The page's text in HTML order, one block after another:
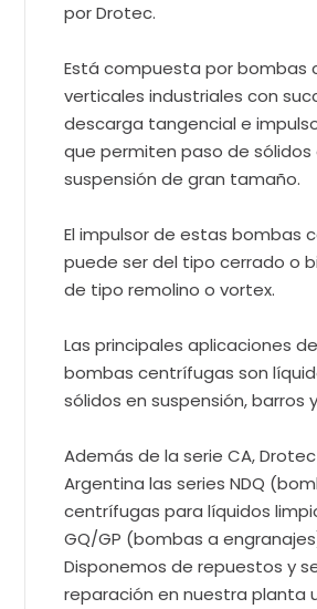
por Drotec.
Está compuesta por bombas
verticales industriales con
descarga tangencial e
que permiten paso de sólidos
suspensión de gran tamaño.
El impulsor de estas bombas
puede ser del tipo cerrado o
de tipo remolino o vortex.
Las principales aplicaciones
bombas centrífugas son
sólidos en suspensión, barros
Además de la serie CA,
Argentina las series NDQ
centrífugas para líquidos
GQ/GP (bombas a
Disponemos de repuestos y
reparación en nuestra planta